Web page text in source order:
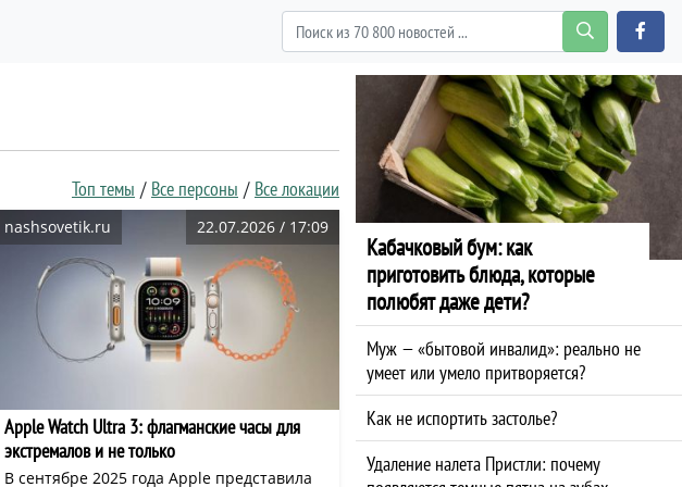
Топ темы Все персоны Все локации
nashsovetik.ru 22.07.2026 / 17:09
Apple Watch Ultra 3: флагманские часы для
экстремалов и не только
В сентябре 2025 года Apple представила
Кабачковый бум: как
приготовить блюда, которые
полюбят даже дети?
Муж — «бытовой инвалид»: реально не
умеет или умело притворяется?
Как не испортить застолье?
Удаление налета Пристли: почему